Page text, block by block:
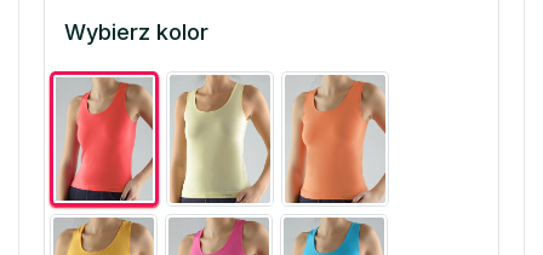
Wybierz kolor